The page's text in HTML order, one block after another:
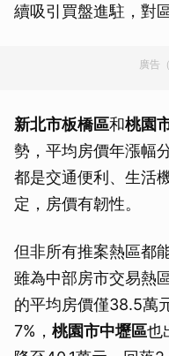
續吸引買盤進駐，對
廣告
新北市板橋區和桃園
勢，平均房價年漲幅
都是交通便利、生活
定，房價有韌性。
但非所有推案熱區都
雖為中部房市交易熱
的平均房價僅38.5萬
7%， 桃園市中壢區也